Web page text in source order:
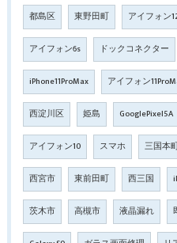
都島区 東野田町 アイフォン
アイフォン6s ドックコネクター
iPhone11ProMax アイフォン
西淀川区 姫島 GooglePixel5A
アイフォン10 スマホ 三国本
西宮市 東前田町 西三国
茨木市 高槻市 液晶漏れ